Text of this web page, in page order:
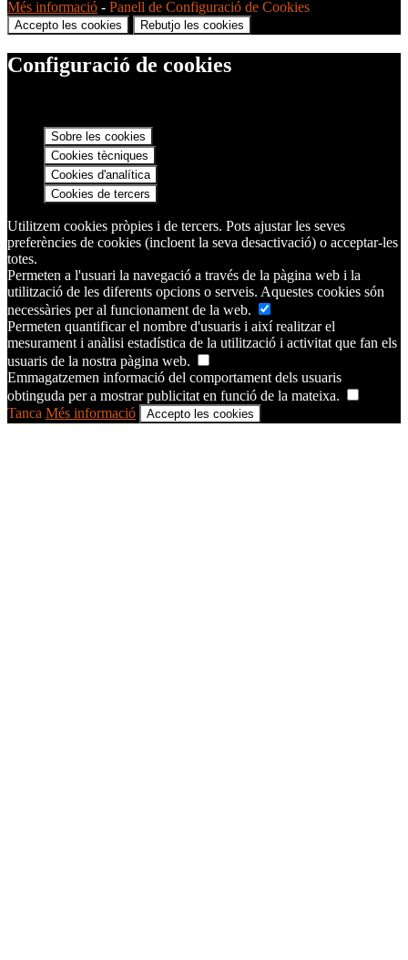
Més informació - Panell de Configuració de Cookies
Accepto les cookies Rebutjo les cookies
Configuració de cookies
Sobre les cookies
Cookies tècniques
Cookies d'analítica
Cookies de tercers
Utilitzem cookies pròpies i de tercers. Pots ajustar les seves
preferències de cookies (incloent la seva desactivació) o acceptar-les
totes.
Permeten a l'usuari la navegació a través de la pàgina web i la
utilització de les diferents opcions o serveis. Aquestes cookies són
necessàries per al funcionament de la web.
Permeten quantificar el nombre d'usuaris i així realitzar el
mesurament i anàlisi estadística de la utilització i activitat que fan els
usuaris de la nostra pàgina web.
Emmagatzemen informació del comportament dels usuaris
obtinguda per a mostrar publicitat en funció de la mateixa.
Tanca Més informació Accepto les cookies